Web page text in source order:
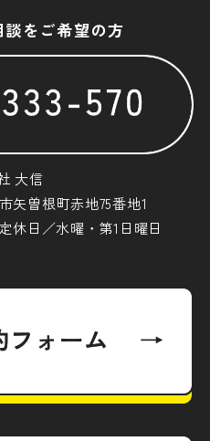
をご希望の方
大信
矢曽根町赤地75番地1
休日／水曜・第1日曜日